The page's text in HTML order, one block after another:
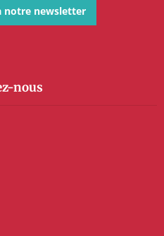
notre newsletter
nous